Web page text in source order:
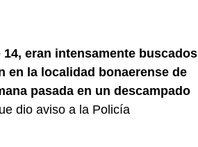
eran intensamente buscados
en la localidad bonaerense de
pasada en un descampado
dio aviso a la Policía